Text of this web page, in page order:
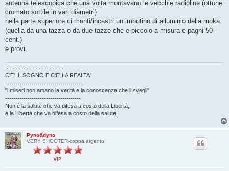
antenna telescopica che una volta montavano le vecchie radioline (ottone
cromato sottile in vari diametri)
nella parte superiore ci monti/incastri un imbutino di alluminio della moka
(quella da una tazza o da due tazze che e piccolo a misura e paghi 50-
cent.)
e provi.
C'E' IL SOGNO E C'E' LA REALTA'
--------------------------------------
"i miseri non amano la verità e la conoscenza che li svegli"
-------------------------------------
Non è la salute che va difesa a costo della Libertà,
è la Libertà che va difesa a costo della salute.
Pyno&dyno
VERY SHOOTER-coppa argento